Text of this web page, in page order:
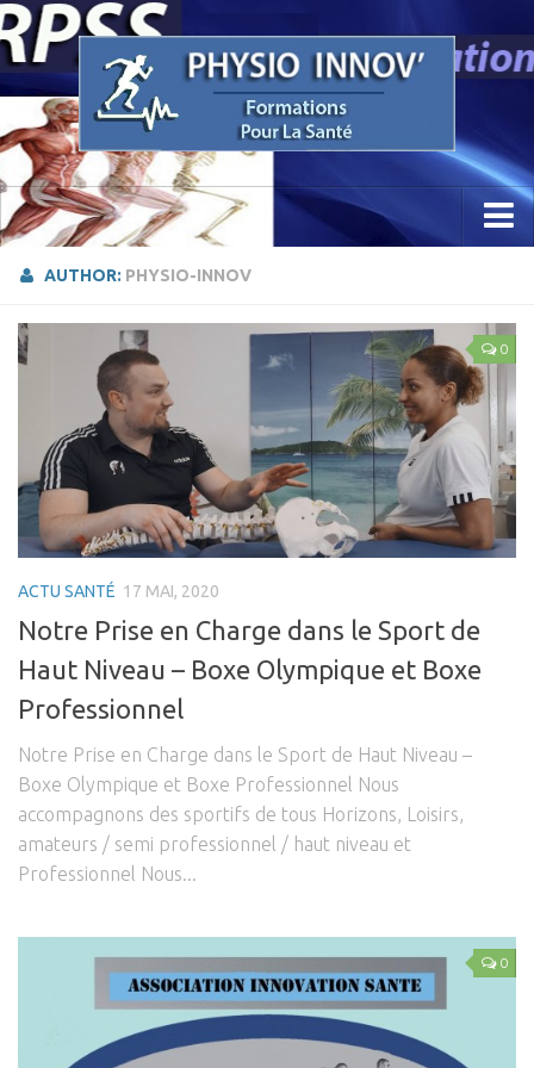
Accueil
Etude / Formation / Recherche
Parcours Professionnel
La Recherche
Sciences Physio Sport Santé
Appareillage & PhysioKine Sport Santé
Les Formations
Post-Grades / E-learning
Thérapie manuelle
Concept Ostéopathique
Fonctionnel
Tissulaire
Techniques Réflexes
Technique d’Inhibition (Jones)
Trigers points
AUTHOR: PHYSIO-INNOV
0
ACTU SANTÉ 17 MAI, 2020
Notre Prise en Charge dans le Sport de
Haut Niveau – Boxe Olympique et Boxe
Professionnel
Notre Prise en Charge dans le Sport de Haut Niveau –
Boxe Olympique et Boxe Professionnel Nous
accompagnons des sportifs de tous Horizons, Loisirs,
amateurs / semi professionnel / haut niveau et
Professionnel Nous...
0